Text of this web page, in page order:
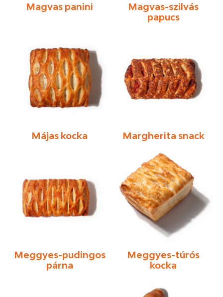
Magvas panini
Magvas-szilvás
papucs
Májas kocka Margherita snack
Meggyes-pudingos
párna
Meggyes-túrós
kocka